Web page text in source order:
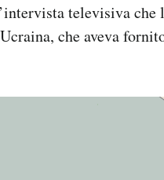
televisiva
che aveva